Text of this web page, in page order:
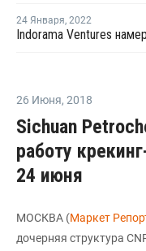
24 Января, 2022
26 Июня, 2018
Sichuan
работу
24 июня
МОСКВА (Маркет
дочерняя структура